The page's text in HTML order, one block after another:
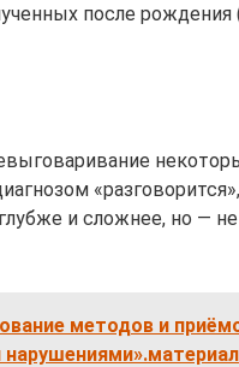
после рождения
и сложнее, но —
методов и